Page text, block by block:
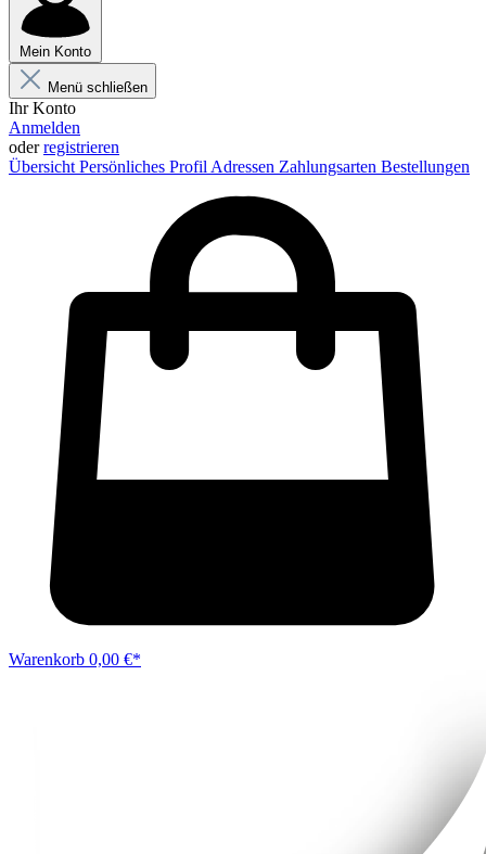
Mein Konto
Menü schließen
Ihr Konto
Anmelden
oderregistrieren
Übersicht Persönliches Profil Adressen Zahlungsarten Bestellungen
Warenkorb 0,00 €*